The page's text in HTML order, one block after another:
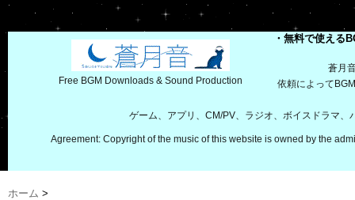
Free BGM Downloads & Sound Production
・無料で使える
蒼月
依頼によって
ゲーム、アプリ、CM/PV、ラジオ、ボイスドラマ
Agreement: Copyright of the music of this website is owned by the
ホーム >